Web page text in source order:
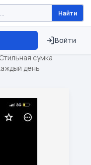
Найти
Войти
⏱ ТОЛЬКО 15 ДНЕЙ
Стильная сумка
день